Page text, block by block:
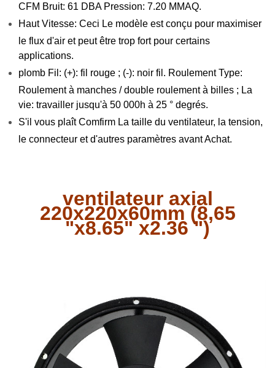
CFM Bruit: 61 DBA Pression: 7.20 MMAQ.
Haut Vitesse: Ceci Le modèle est conçu pour maximiser
le flux d'air et peut être trop fort pour certains
applications.
plomb Fil: (+): fil rouge ; (-): noir fil. Roulement Type:
Roulement à manches / double roulement à billes ; La
vie: travailler jusqu'à 50 000h à 25 ° degrés.
S'il vous plaît Comfirm La taille du ventilateur, la tension,
le connecteur et d'autres paramètres avant Achat.
ventilateur axial
220x220x60mm (8,65
"x8.65" x2.36 ")